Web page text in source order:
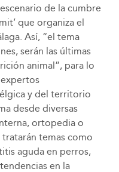
de la cumbre
que organiza el
Así, “el tema
serán las últimas
animal”, para lo
y del territorio
desde diversas
ortopedia o
temas como
aguda en perros,
en la